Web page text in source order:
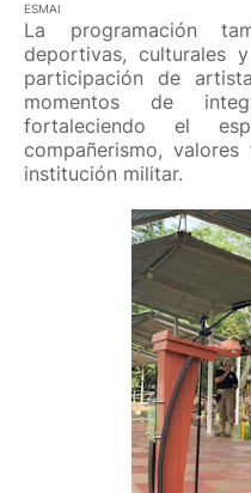
ESMAI
La programación
deportivas, culturales
participación de
momentos de
fortaleciendo el
compañerismo,
institución militar.